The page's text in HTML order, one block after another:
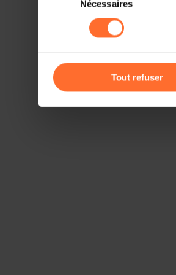
sociaux, sauvegarde des
cas de refus de tous les
gauche de chaque page.
consentement
Nécessaires
Tout refuser